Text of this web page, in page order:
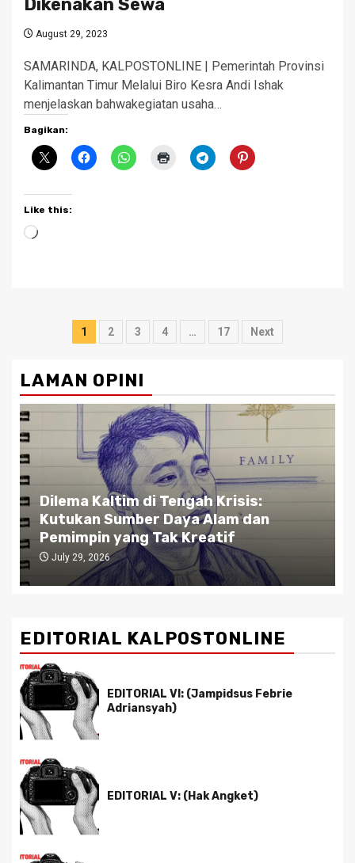
Dikenakan Sewa
August 29, 2023
SAMARINDA, KALPOSTONLINE | Pemerintah Provinsi
Kalimantan Timur Melalui Biro Kesra Andi Ishak
menjelaskan bahwakegiatan usaha…
Bagikan:
Like this:
Loading…
Posts
1 2 3 4 … 17 Next
LAMAN OPINI
Dilema Kaltim di Tengah Krisis:
Kutukan Sumber Daya Alam dan
Pemimpin yang Tak Kreatif
July 29, 2026
EDITORIAL KALPOSTONLINE
EDITORIAL VI: (Jampidsus Febrie
Adriansyah)
EDITORIAL V: (Hak Angket)